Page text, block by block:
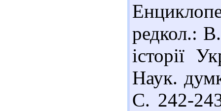
редкол.:
історії
Наук.
С. 242-